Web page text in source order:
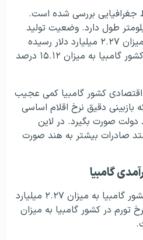
جغرافیایی بررسی شده است.
در حدود ۱۱۲۷ کیلومتر طول دارد. وضعیت تولید
ناخالص در کشور گامبیا به میزان ۲.۲۷ میلیارد دلار رسیده
است. وضعیت نرخ تورم در کشور گامبیا به میزان ۱۵.۱۲ درصد
کشور گامبیا کمی عجیب
دقیق نرخ اقلام اساسی
دولت صورت بگیرد. در لاین
صادرات بیشتر به هند صورت
گامبیا
وضعیت تولید ناخالص در کشور گامبیا به میزان ۲.۲۷ میلیارد
در کشور گامبیا به میزان